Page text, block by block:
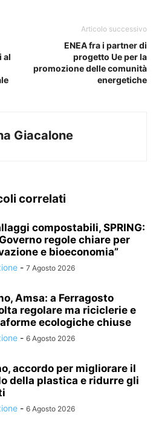
al
Articolo successivo
ENEA fra i partner di
progetto Ue per la
promozione delle comunità
energetiche
Giacalone
correlati
compostabili, SPRING:
regole chiare per
e bioeconomia”
- 7 Agosto 2026
Amsa: a Ferragosto
regolare ma riciclerie e
ecologiche chiuse
- 6 Agosto 2026
accordo per migliorare il
della plastica e ridurre gli
- 6 Agosto 2026